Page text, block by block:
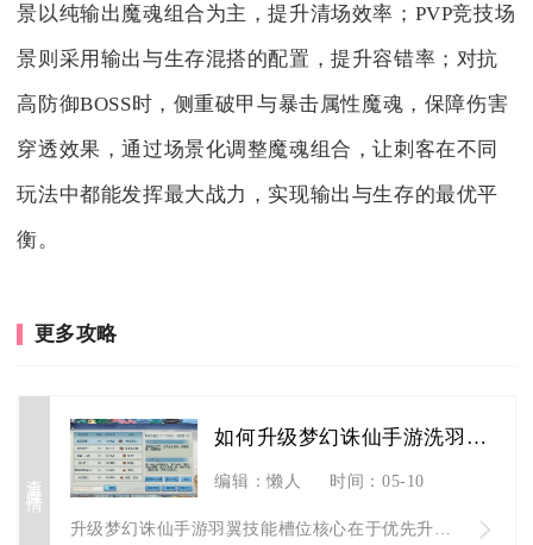
景以纯输出魔魂组合为主，提升清场效率；PVP竞技场
景则采用输出与生存混搭的配置，提升容错率；对抗
高防御BOSS时，侧重破甲与暴击属性魔魂，保障伤害
穿透效果，通过场景化调整魔魂组合，让刺客在不同
玩法中都能发挥最大战力，实现输出与生存的最优平
衡。
更多攻略
查看详情
如何升级梦幻诛仙手游洗羽翼技能槽位
编辑：懒人 时间：05-10
升级梦幻诛仙手游羽翼技能槽位核心在于优先升阶解锁槽位、精准把...